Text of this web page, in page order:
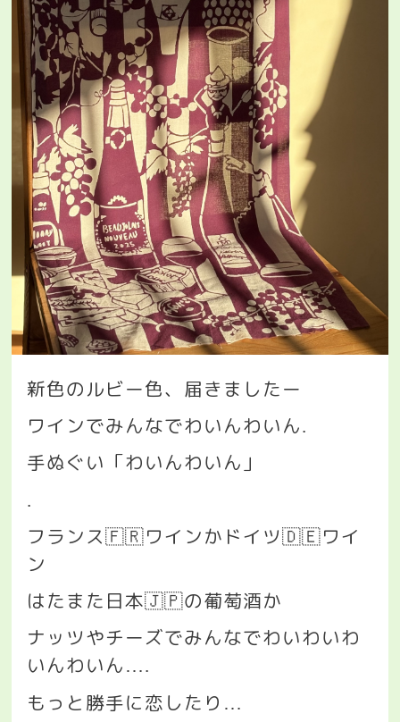
新色のルビー色、届きましたー
ワインでみんなでわいんわいん.
手ぬぐい「わいんわいん」
.
フランス🇫🇷ワインかドイツ🇩🇪ワイ
ン
はたまた日本🇯🇵の葡萄酒か
ナッツやチーズでみんなでわいわいわ
いんわいん ….
もっと勝手に恋したり …